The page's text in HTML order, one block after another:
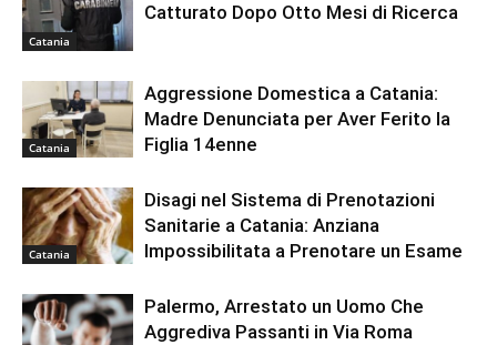
Catania
Catturato Dopo Otto Mesi di Ricerca
Catania
Aggressione Domestica a Catania:
Madre Denunciata per Aver Ferito la
Figlia 14enne
Catania
Disagi nel Sistema di Prenotazioni
Sanitarie a Catania: Anziana
Impossibilitata a Prenotare un Esame
Palermo, Arrestato un Uomo Che
Aggrediva Passanti in Via Roma